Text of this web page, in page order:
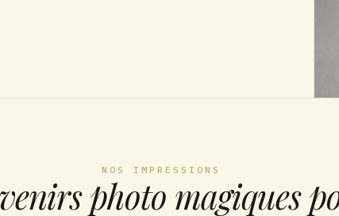
NOS IMPRESSIONS
photo magiques